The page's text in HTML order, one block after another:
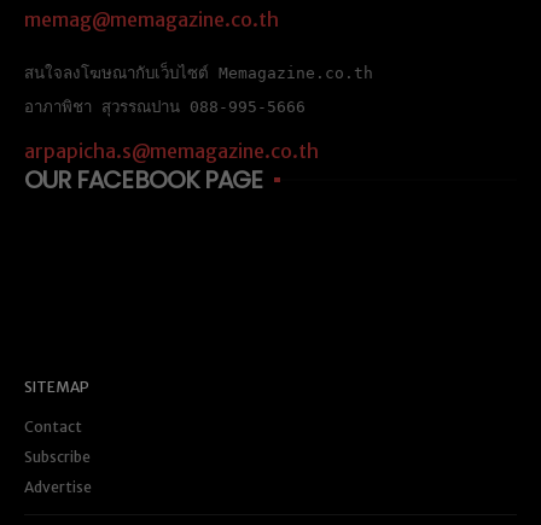
memag@memagazine.co.th
สนใจลงโฆษณากับเว็บไซต์ Memagazine.co.th
อาภาพิชา สุวรรณปาน 088-995-5666
arpapicha.s@memagazine.co.th
OUR FACEBOOK PAGE
SITEMAP
Contact
Subscribe
Advertise